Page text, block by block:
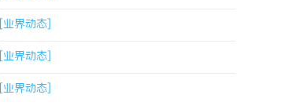
[业界动态]
[业界动态]
[业界动态]